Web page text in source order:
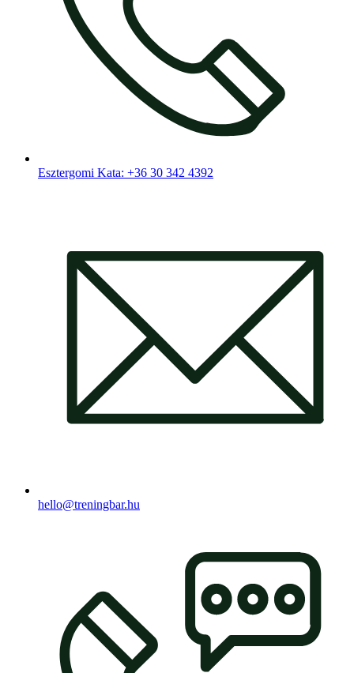
Esztergomi Kata: +36 30 342 4392
hello@treningbar.hu